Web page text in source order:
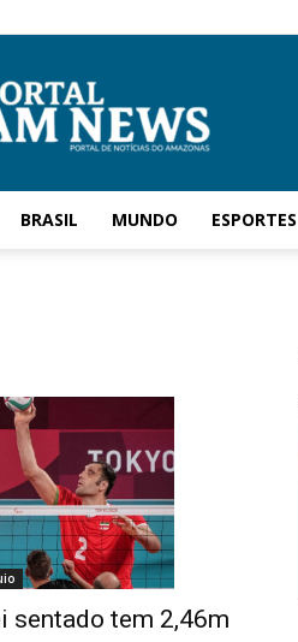
BRASIL MUNDO ESPORTES
sentado tem 2,46m